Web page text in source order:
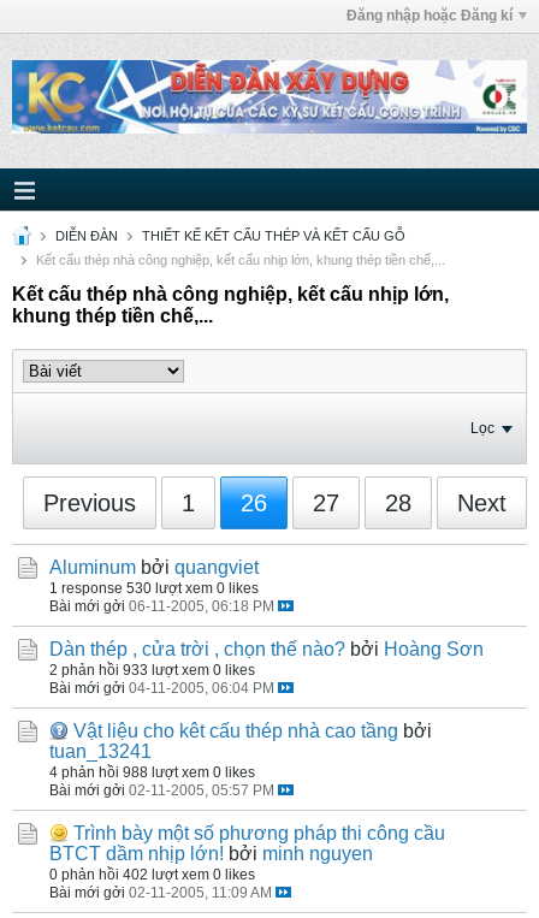
Đăng nhập hoặc Đăng kí
DIỄN ĐÀN
THIẾT KẾ KẾT CẤU THÉP VÀ KẾT CẤU GỖ
Kết cấu thép nhà công nghiệp, kết cấu nhịp lớn, khung thép tiền chế,...
Kết cấu thép nhà công nghiệp, kết cấu nhịp lớn,
khung thép tiền chế,...
Lọc
Previous 1 26 27 28 Next
Aluminum bởi quangviet
1 response 530 lượt xem 0 likes
Bài mới gởi 06-11-2005, 06:18 PM
Dàn thép , cửa trời , chọn thế nào? bởi Hoàng Sơn
2 phản hồi 933 lượt xem 0 likes
Bài mới gởi 04-11-2005, 06:04 PM
Vật liệu cho kêt cấu thép nhà cao tầng bởi
tuan_13241
4 phản hồi 988 lượt xem 0 likes
Bài mới gởi 02-11-2005, 05:57 PM
Trình bày một số phương pháp thi công cầu
BTCT dầm nhịp lớn! bởi minh nguyen
0 phản hồi 402 lượt xem 0 likes
Bài mới gởi 02-11-2005, 11:09 AM